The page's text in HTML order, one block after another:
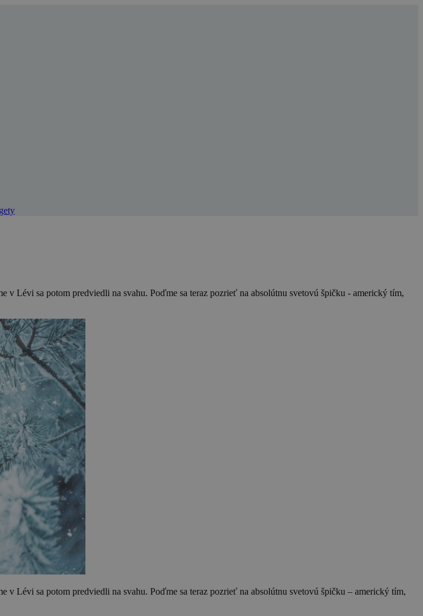
Lévi sa potom predviedli na svahu. Poďme sa teraz pozrieť na absolútnu svetovú špičku - americký tím,
v Lévi sa potom predviedli na svahu. Poďme sa teraz pozrieť na absolútnu svetovú špičku – americký tím,